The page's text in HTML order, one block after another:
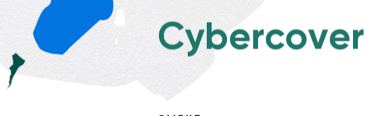
Cybercover